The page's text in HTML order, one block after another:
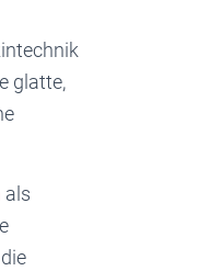
glatte,
als